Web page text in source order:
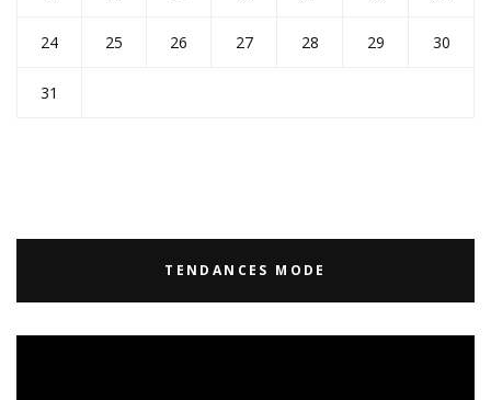
24 25 26 27 28 29 30
31
TENDANCES MODE